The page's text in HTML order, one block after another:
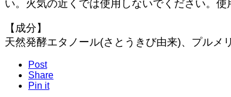
い。火気の近くでは使用しないでください。
【成分】
天然発酵エタノール(さとうきび由来)、プルメ
Post
Share
Pin it